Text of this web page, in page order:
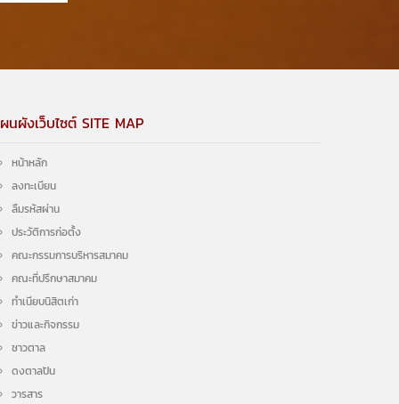
นผังเว็บไซต์ SITE MAP
หน้าหลัก
ลงทะเบียน
ลืมรหัสผ่าน
ประวัติการก่อตั้ง
คณะกรรมการบริหารสมาคม
คณะที่ปรึกษาสมาคม
ทำเนียบนิสิตเก่า
ข่าวและกิจกรรม
ชาวตาล
ดงตาลปัน
วารสาร